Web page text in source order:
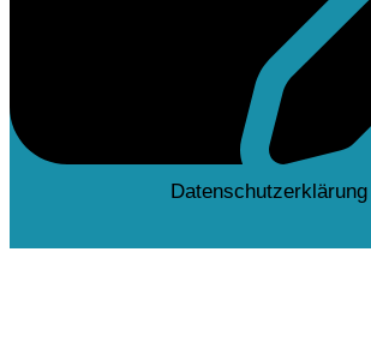
Datenschutzerklärung